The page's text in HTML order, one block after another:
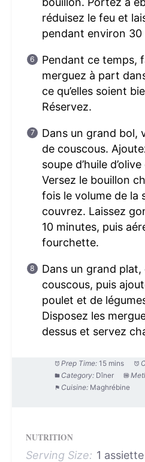
réduisez le feu et
pendant environ 30
Pendant ce temps,
merguez à part
ce qu’elles soient
Réservez.
Dans un grand bol,
de couscous.
soupe d’huile
Versez le bouillon
fois le volume de la
couvrez. Laissez
10 minutes, puis
fourchette.
Dans un grand plat,
couscous, puis
poulet et de
Disposez les
dessus et servez
Prep Time: 15 mins
Category: Dîner
Cuisine: Maghrébine
NUTRITION
Serving Size: 1 assiette